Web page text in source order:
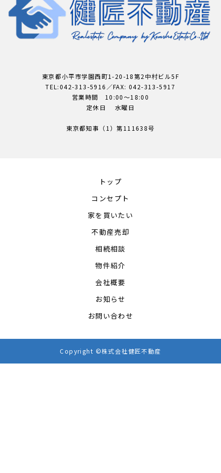
東京都小平市学園西町1-20-18第2中村ビル5F
TEL:042-313-5916／FAX: 042-313-5917
営業時間 10:00～18:00
定休日 水曜日
東京都知事（1）第111638号
トップ
コンセプト
家を買いたい
不動産売却
相続相談
物件紹介
会社概要
お知らせ
お問い合わせ
Copyright ©株式会社健匠不動産